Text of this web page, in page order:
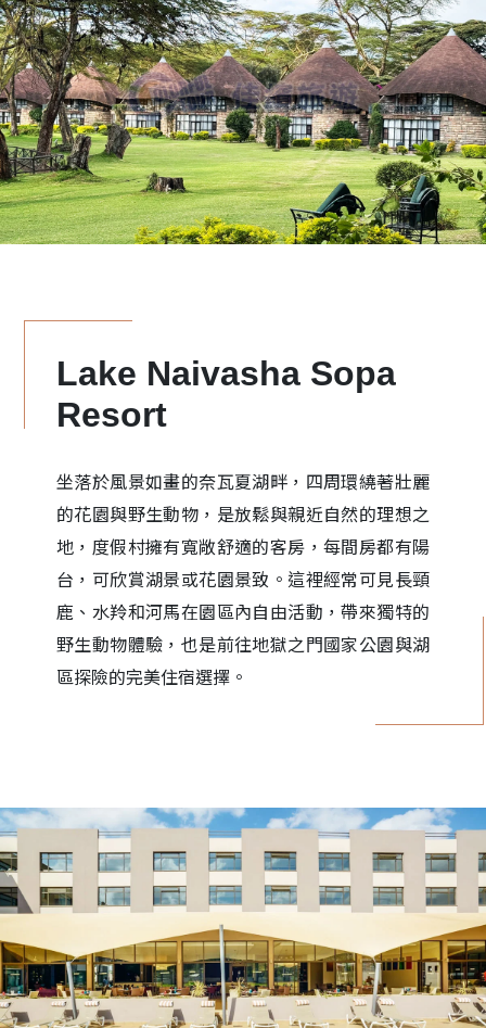
Lake Naivasha Sopa
Resort
坐落於風景如畫的奈瓦夏湖畔，四周環繞著壯麗
的花園與野生動物，是放鬆與親近自然的理想之
地，度假村擁有寬敞舒適的客房，每間房都有陽
台，可欣賞湖景或花園景致。這裡經常可見長頸
鹿、水羚和河馬在園區內自由活動，帶來獨特的
野生動物體驗，也是前往地獄之門國家公園與湖
區探險的完美住宿選擇。